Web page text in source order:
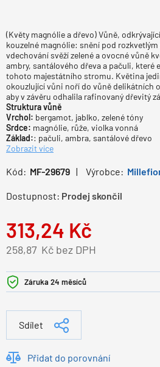
(Květy magnólie a dřevo) Vůně,
kouzelné magnólie: snění pod
vdechování svěží zelené a ovocné vůně
ambry, santálového dřeva a pačuli,
tohoto majestátního stromu. Květina
okouzlující vůni noří do vůně delikátních
aby v závěru odhalila rafinovaný dřevitý
Struktura vůně
Vrchol: bergamot, jablko, zelené tóny
Srdce: magnólie, růže, violka vonná
Základ:: pačuli, ambra, santálové dřevo
Zobrazit více
Kód: MF-29679 Výrobce:
Dostupnost: Prodej skončil
313,24 Kč
Kč bez DPH
258,87
Záruka 24 měsíců
Sdílet
Přidat do porovnání